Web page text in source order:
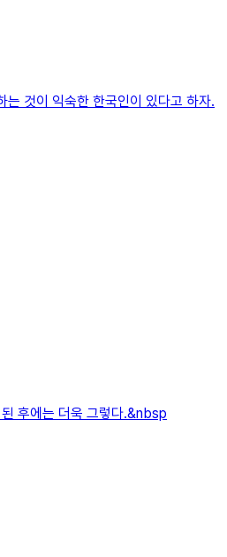
것이 익숙한 한국인이 있다고 하자.
후에는 더욱 그렇다.&nbsp